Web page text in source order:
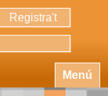
Registra't
Menú